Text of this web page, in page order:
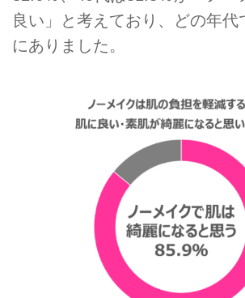
良い」と考えており、どの年代
にありました。